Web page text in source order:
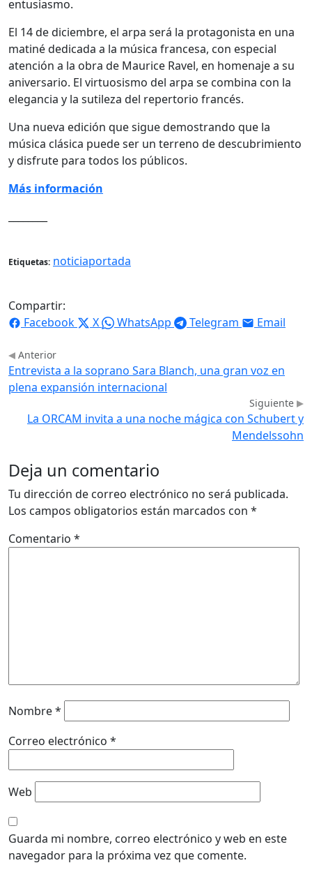
entusiasmo.
El 14 de diciembre, el arpa será la protagonista en una
matiné dedicada a la música francesa, con especial
atención a la obra de Maurice Ravel, en homenaje a su
aniversario. El virtuosismo del arpa se combina con la
elegancia y la sutileza del repertorio francés.
Una nueva edición que sigue demostrando que la
música clásica puede ser un terreno de descubrimiento
y disfrute para todos los públicos.
Más información
Etiquetas: noticiaportada
Compartir:
Facebook
X WhatsApp Telegram Email
Anterior
Entrevista a la soprano Sara Blanch, una gran voz en
plena expansión internacional
Siguiente
La ORCAM invita a una noche mágica con Schubert y
Mendelssohn
Deja un comentario
Tu dirección de correo electrónico no será publicada.
Los campos obligatorios están marcados con *
Comentario *
Nombre*
Correo electrónico *
Web
Guarda mi nombre, correo electrónico y web en este
navegador para la próxima vez que comente.